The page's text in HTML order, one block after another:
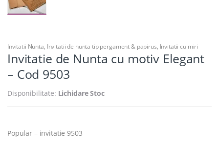
Invitatii Nunta, Invitatii de nunta tip pergament & papirus, Invitatii cu miri
Invitatie de Nunta cu motiv Elegant
– Cod 9503
Disponibilitate: Lichidare Stoc
Popular – invitatie 9503